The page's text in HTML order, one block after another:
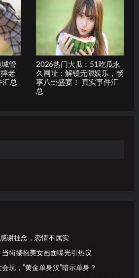
管
老
汇总
2026热门大瓜：51吃瓜永
久网址：解锁无限娱乐，畅
享八卦盛宴！ 真实事件汇
总
谢挂念，恋情不属实
街搂抱美女画面曝光引热议
玩，”黄金单身汉”暗示单身？